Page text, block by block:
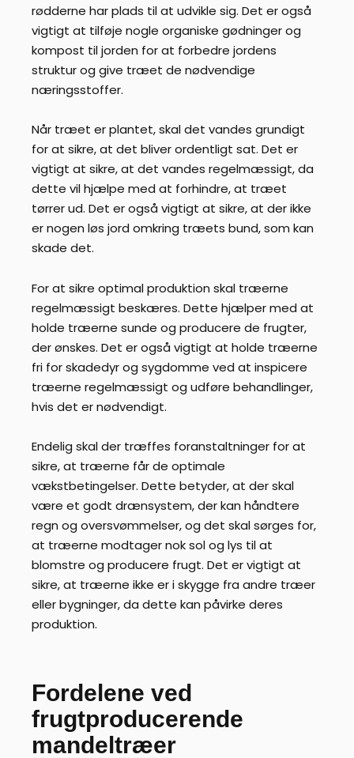
rødderne har plads til at udvikle sig. Det er også
vigtigt at tilføje nogle organiske gødninger og
kompost til jorden for at forbedre jordens
struktur og give træet de nødvendige
næringsstoffer.
Når træet er plantet, skal det vandes grundigt
for at sikre, at det bliver ordentligt sat. Det er
vigtigt at sikre, at det vandes regelmæssigt, da
dette vil hjælpe med at forhindre, at træet
tørrer ud. Det er også vigtigt at sikre, at der ikke
er nogen løs jord omkring træets bund, som kan
skade det.
For at sikre optimal produktion skal træerne
regelmæssigt beskæres. Dette hjælper med at
holde træerne sunde og producere de frugter,
der ønskes. Det er også vigtigt at holde træerne
fri for skadedyr og sygdomme ved at inspicere
træerne regelmæssigt og udføre behandlinger,
hvis det er nødvendigt.
Endelig skal der træffes foranstaltninger for at
sikre, at træerne får de optimale
vækstbetingelser. Dette betyder, at der skal
være et godt drænsystem, der kan håndtere
regn og oversvømmelser, og det skal sørges for,
at træerne modtager nok sol og lys til at
blomstre og producere frugt. Det er vigtigt at
sikre, at træerne ikke er i skygge fra andre træer
eller bygninger, da dette kan påvirke deres
produktion.
Fordelene ved
frugtproducerende
mandeltræer